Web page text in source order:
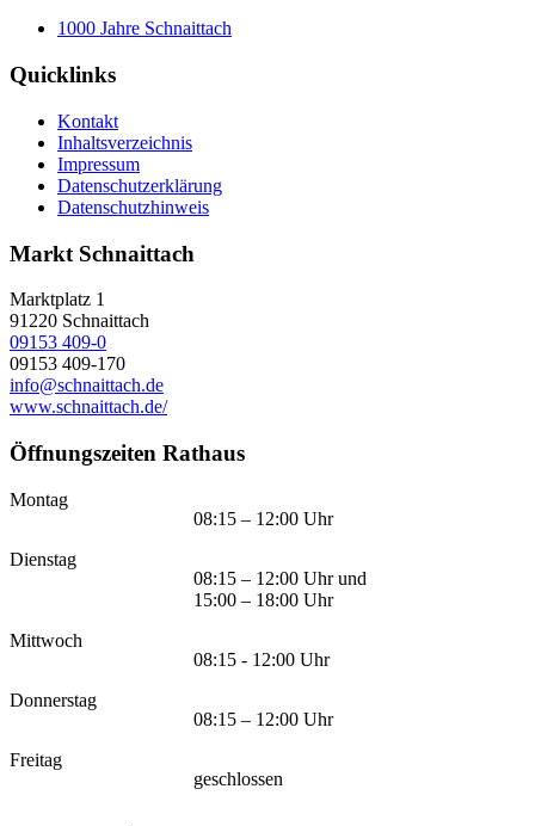
1000 Jahre Schnaittach
Quicklinks
Kontakt
Inhaltsverzeichnis
Impressum
Datenschutzerklärung
Datenschutzhinweis
Markt Schnaittach
Marktplatz 1
91220 Schnaittach
09153 409-0
09153 409-170
info@schnaittach.de
www.schnaittach.de/
Öffnungszeiten Rathaus
Montag
08:15 – 12:00 Uhr
Dienstag
08:15 – 12:00 Uhr und
15:00 – 18:00 Uhr
Mittwoch
08:15 - 12:00 Uhr
Donnerstag
08:15 – 12:00 Uhr
Freitag
geschlossen